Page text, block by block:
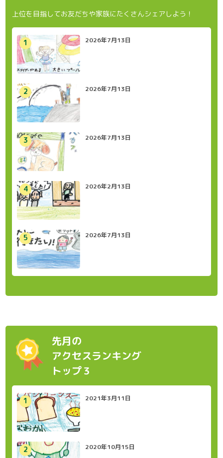
上位を目指してお友だちや家族にたくさんシェアしよう！
2026年7月13日
2026年7月13日
2026年7月13日
2026年2月13日
2026年7月13日
先月の
アクセスランキング
トップ３
2021年3月11日
2020年10月15日